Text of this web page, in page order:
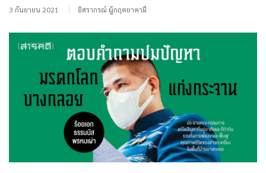
3 กันยายน 2021 อิสรากรณ์ ผู้กฤตยาคามี